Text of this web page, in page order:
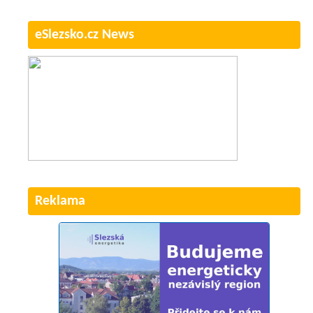
eSlezsko.cz News
Reklama